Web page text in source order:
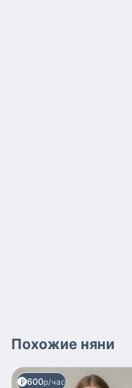
Похожие няни
600р/час